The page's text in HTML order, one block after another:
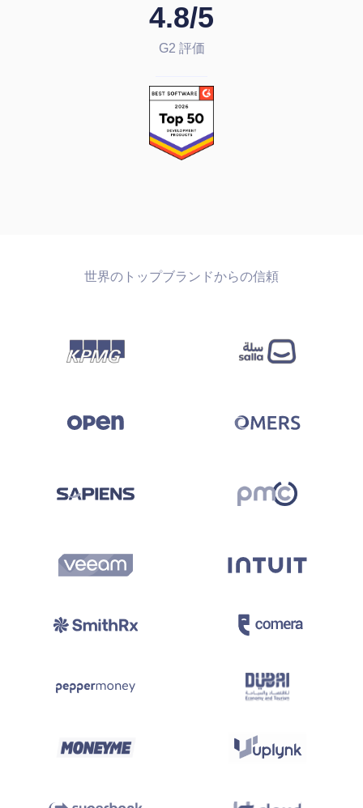
4.8/5
G2 評価
世界のトップブランドからの信頼